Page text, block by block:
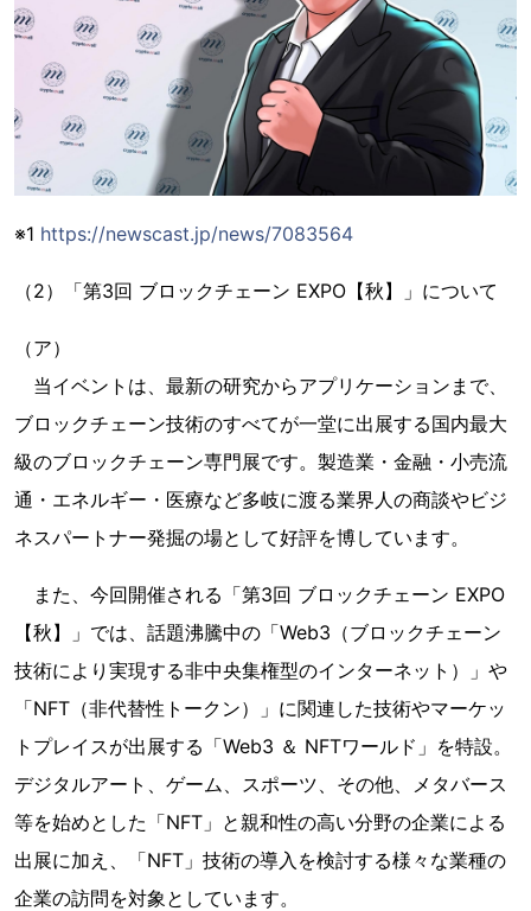
※1 https://newscast.jp/news/7083564
（2）「第3回 ブロックチェーン EXPO【秋】」について
（ア）
当イベントは、最新の研究からアプリケーションまで、
ブロックチェーン技術のすべてが一堂に出展する国内最大
級のブロックチェーン専門展です。製造業・金融・小売流
通・エネルギー・医療など多岐に渡る業界人の商談やビジ
ネスパートナー発掘の場として好評を博しています。
また、今回開催される「第3回 ブロックチェーン EXPO
【秋】」では、話題沸騰中の「Web3（ブロックチェーン
技術により実現する非中央集権型のインターネット）」や
「NFT（非代替性トークン）」に関連した技術やマーケッ
トプレイスが出展する「Web3 ＆ NFTワールド」を特設。
デジタルアート、ゲーム、スポーツ、その他、メタバース
等を始めとした「NFT」と親和性の高い分野の企業による
出展に加え、「NFT」技術の導入を検討する様々な業種の
企業の訪問を対象としています。